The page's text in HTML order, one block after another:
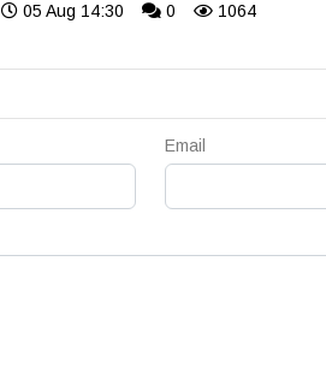
05 Aug 14:30 0 1064
Email